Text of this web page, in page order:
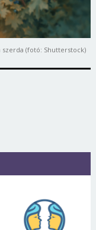
(fotó: Shutterstock)